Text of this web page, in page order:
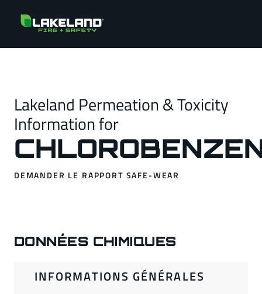
Lakeland Permeation & Toxicity
Information for
DEMANDER LE RAPPORT SAFE-WEAR
DONNÉES CHIMIQUES
INFORMATIONS GÉNÉRALES